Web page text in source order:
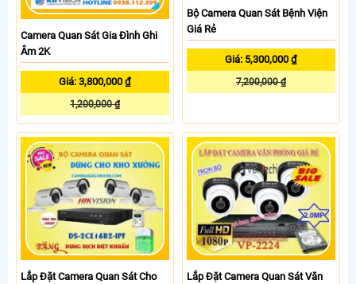
Camera Quan Sát Gia Đình Ghi
Âm 2K
Giá: 3,800,000 ₫
1,200,000 ₫
Bộ Camera Quan Sát Bệnh Viện
Giá Rẻ
Giá: 5,300,000 ₫
7,200,000 ₫
Lắp Đặt Camera Quan Sát Cho
Lắp Đặt Camera Quan Sát Văn